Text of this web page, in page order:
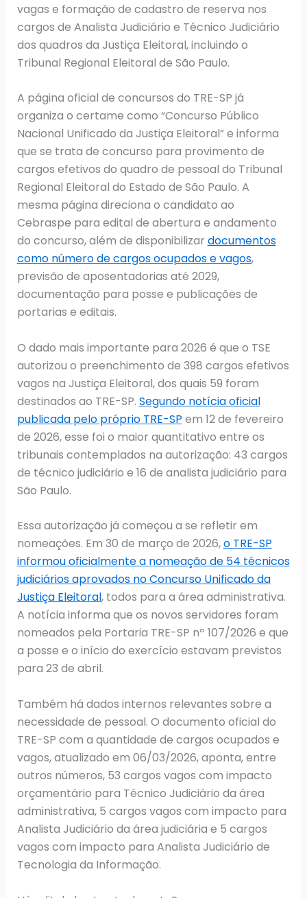
vagas e formação de cadastro de reserva nos
cargos de Analista Judiciário e Técnico Judiciário
dos quadros da Justiça Eleitoral, incluindo o
Tribunal Regional Eleitoral de São Paulo.
A página oficial de concursos do TRE-SP já
organiza o certame como “Concurso Público
Nacional Unificado da Justiça Eleitoral” e informa
que se trata de concurso para provimento de
cargos efetivos do quadro de pessoal do Tribunal
Regional Eleitoral do Estado de São Paulo. A
mesma página direciona o candidato ao
Cebraspe para edital de abertura e andamento
do concurso, além de disponibilizar documentos
como número de cargos ocupados e vagos,
previsão de aposentadorias até 2029,
documentação para posse e publicações de
portarias e editais.
O dado mais importante para 2026 é que o TSE
autorizou o preenchimento de 398 cargos efetivos
vagos na Justiça Eleitoral, dos quais 59 foram
destinados ao TRE-SP. Segundo notícia oficial
publicada pelo próprio TRE-SP em 12 de fevereiro
de 2026, esse foi o maior quantitativo entre os
tribunais contemplados na autorização: 43 cargos
de técnico judiciário e 16 de analista judiciário para
São Paulo.
Essa autorização já começou a se refletir em
nomeações. Em 30 de março de 2026,o TRE-SP
informou oficialmente a nomeação de 54 técnicos
judiciários aprovados no Concurso Unificado da
Justiça Eleitoral, todos para a área administrativa.
A notícia informa que os novos servidores foram
nomeados pela Portaria TRE-SP nº 107/2026 e que
a posse e o início do exercício estavam previstos
para 23 de abril.
Também há dados internos relevantes sobre a
necessidade de pessoal. O documento oficial do
TRE-SP com a quantidade de cargos ocupados e
vagos, atualizado em 06/03/2026, aponta, entre
outros números, 53 cargos vagos com impacto
orçamentário para Técnico Judiciário da área
administrativa, 5 cargos vagos com impacto para
Analista Judiciário da área judiciária e 5 cargos
vagos com impacto para Analista Judiciário de
Tecnologia da Informação.